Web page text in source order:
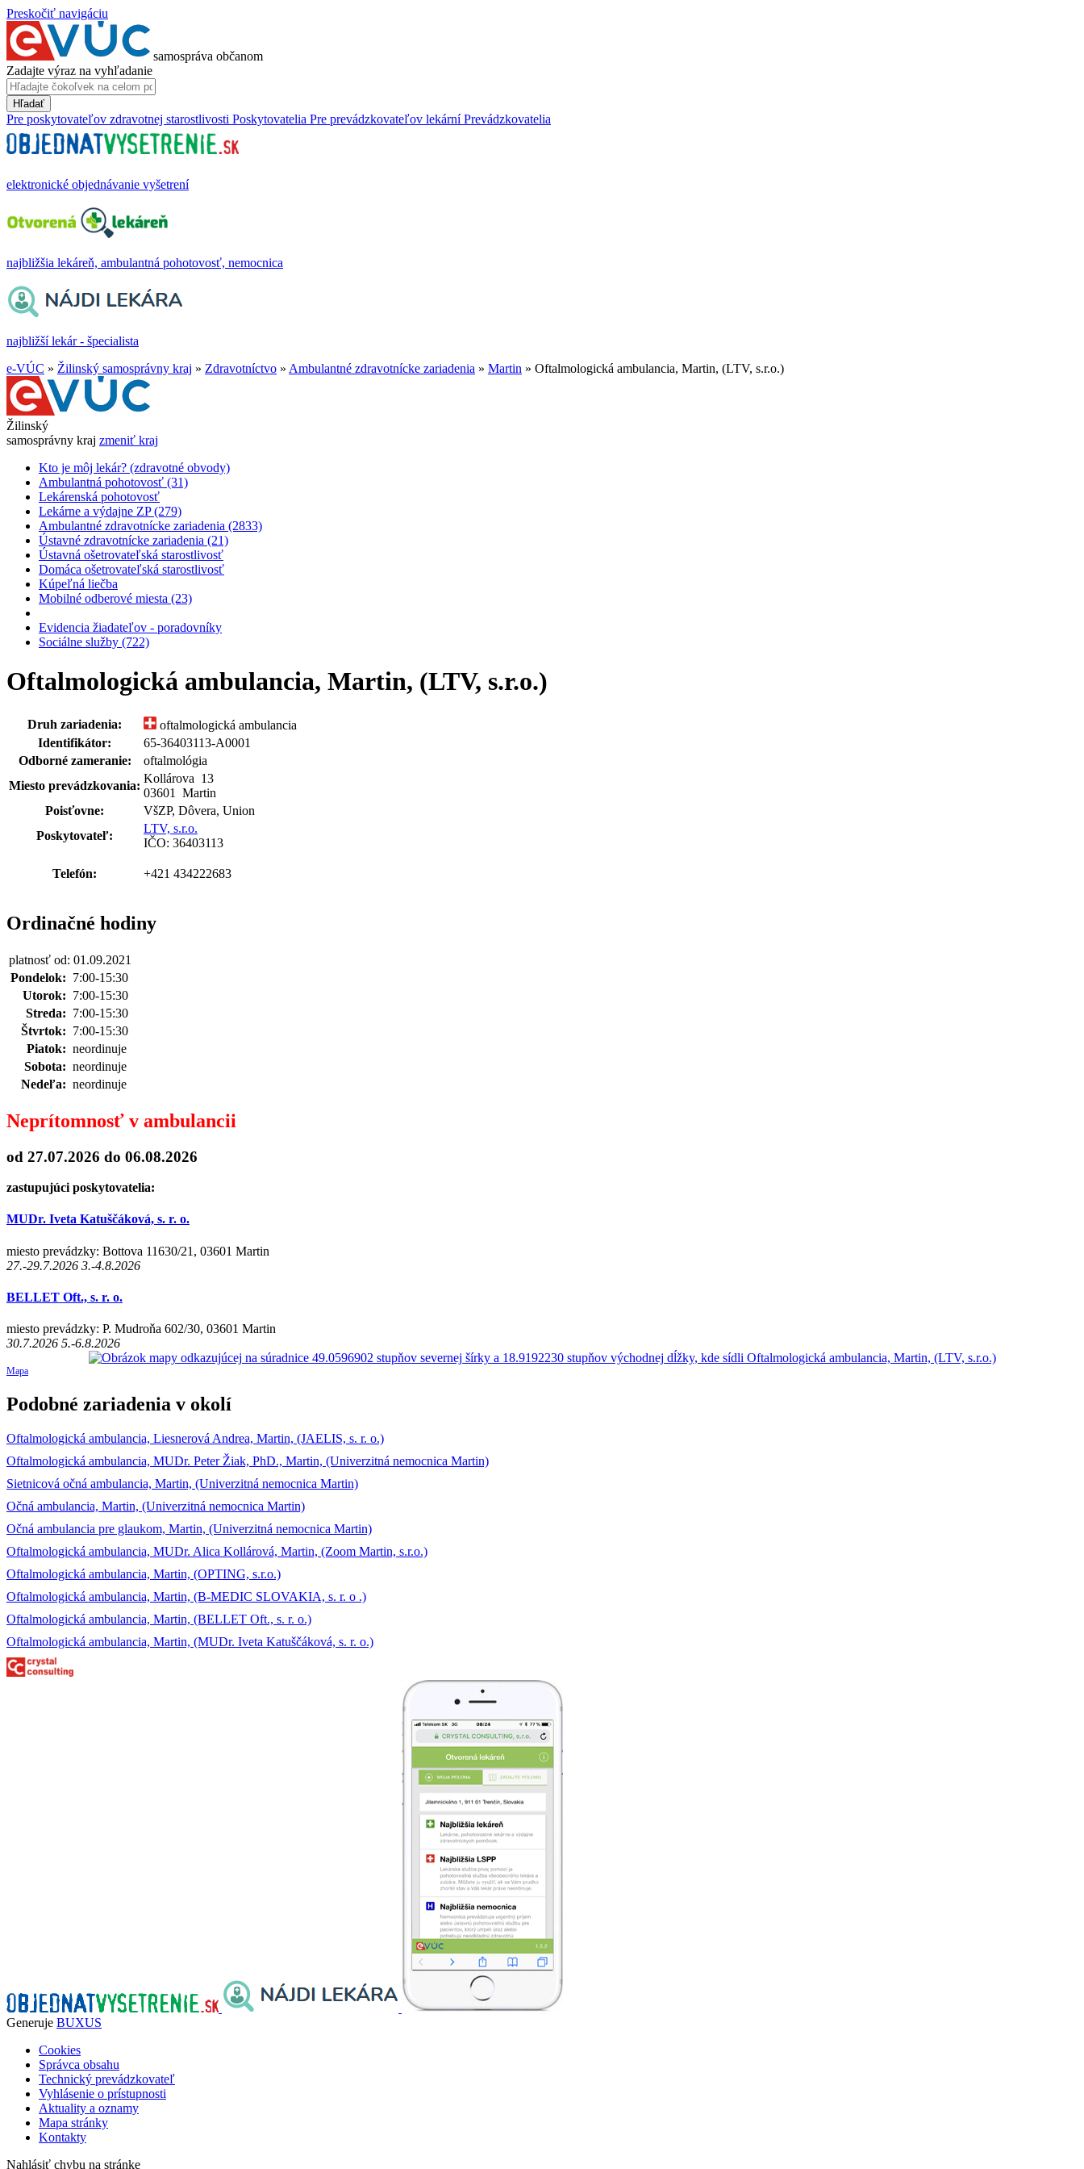
Preskočiť navigáciu
samospráva občanom
Zadajte výraz na vyhľadanie
Hľadať
Pre poskytovateľov zdravotnej starostlivosti Poskytovatelia Pre prevádzkovateľov lekární Prevádzkovatelia
elektronické objednávanie vyšetrení
najbližšia lekáreň, ambulantná pohotovosť, nemocnica
najbližší lekár - špecialista
e-VÚC » Žilinský samosprávny kraj » Zdravotníctvo » Ambulantné zdravotnícke zariadenia » Martin » Oftalmologická ambulancia, Martin, (LTV, s.r.o.)
Žilinský
samosprávny kraj zmeniť kraj
Kto je môj lekár? (zdravotné obvody)
Ambulantná pohotovosť (31)
Lekárenská pohotovosť
Lekárne a výdajne ZP (279)
Ambulantné zdravotnícke zariadenia (2833)
Ústavné zdravotnícke zariadenia (21)
Ústavná ošetrovateľská starostlivosť
Domáca ošetrovateľská starostlivosť
Kúpeľná liečba
Mobilné odberové miesta (23)
Evidencia žiadateľov - poradovníky
Sociálne služby (722)
Oftalmologická ambulancia, Martin, (LTV, s.r.o.)
Druh zariadenia:
oftalmologická ambulancia
Identifikátor:
65-36403113-A0001
Odborné zameranie:
oftalmológia
Miesto prevádzkovania:
Kollárova 13
03601 Martin
Poisťovne:
VšZP, Dôvera, Union
Poskytovateľ:
LTV, s.r.o.
IČO: 36403113
Telefón: +421 434222683
Ordinačné hodiny
platnosť od: 01.09.2021
Pondelok: 7:00-15:30
Utorok: 7:00-15:30
Streda: 7:00-15:30
Štvrtok: 7:00-15:30
Piatok: neordinuje
Sobota: neordinuje
Nedeľa: neordinuje
Neprítomnosť v ambulancii
od 27.07.2026 do 06.08.2026
zastupujúci poskytovatelia:
MUDr. Iveta Katuščáková, s. r. o.
miesto prevádzky: Bottova 11630/21, 03601 Martin
27.-29.7.2026 3.-4.8.2026
BELLET Oft., s. r. o.
miesto prevádzky: P. Mudroňa 602/30, 03601 Martin
30.7.2026 5.-6.8.2026
Mapa
Podobné zariadenia v okolí
Oftalmologická ambulancia, Liesnerová Andrea, Martin, (JAELIS, s. r. o.)
Oftalmologická ambulancia, MUDr. Peter Žiak, PhD., Martin, (Univerzitná nemocnica Martin)
Sietnicová očná ambulancia, Martin, (Univerzitná nemocnica Martin)
Očná ambulancia, Martin, (Univerzitná nemocnica Martin)
Očná ambulancia pre glaukom, Martin, (Univerzitná nemocnica Martin)
Oftalmologická ambulancia, MUDr. Alica Kollárová, Martin, (Zoom Martin, s.r.o.)
Oftalmologická ambulancia, Martin, (OPTING, s.r.o.)
Oftalmologická ambulancia, Martin, (B-MEDIC SLOVAKIA, s. r. o .)
Oftalmologická ambulancia, Martin, (BELLET Oft., s. r. o.)
Oftalmologická ambulancia, Martin, (MUDr. Iveta Katuščáková, s. r. o.)
Generuje BUXUS
Cookies
Správca obsahu
Technický prevádzkovateľ
Vyhlásenie o prístupnosti
Aktuality a oznamy
Mapa stránky
Kontakty
Nahlásiť chybu na stránke